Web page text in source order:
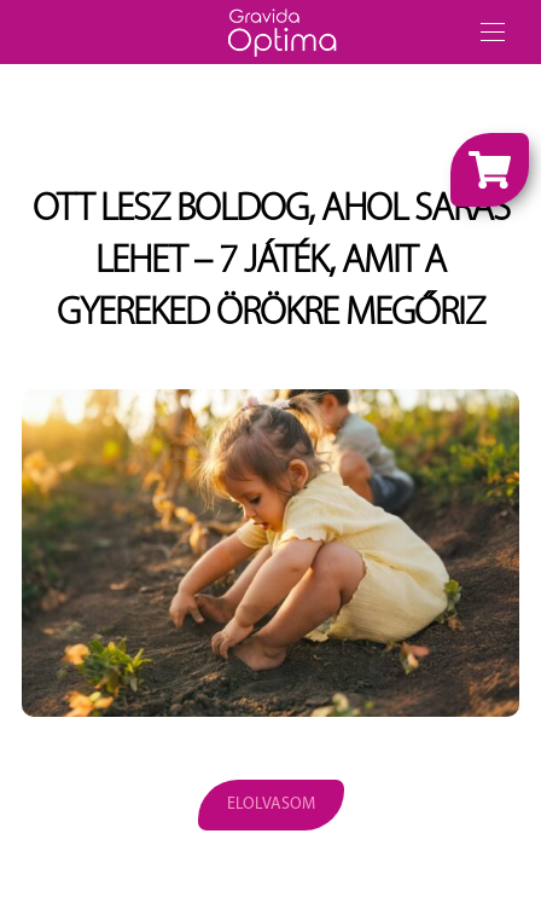
OTT LESZ BOLDOG, AHOL SARAS
LEHET – 7 JÁTÉK, AMIT A
GYEREKED ÖRÖKRE MEGŐRIZ
ELOLVASOM